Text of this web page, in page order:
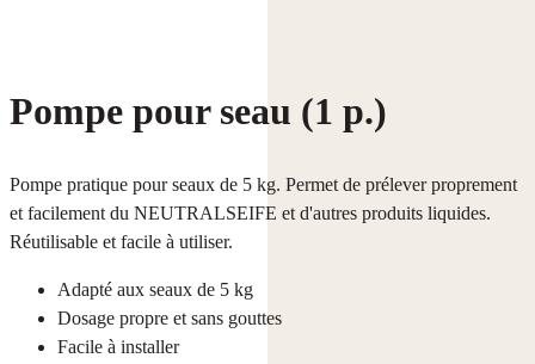
Pompe pour seau (1 p.)
Pompe pratique pour seaux de 5 kg. Permet de prélever proprement
et facilement du NEUTRALSEIFE et d'autres produits liquides.
Réutilisable et facile à utiliser.
Adapté aux seaux de 5 kg
Dosage propre et sans gouttes
Facile à installer